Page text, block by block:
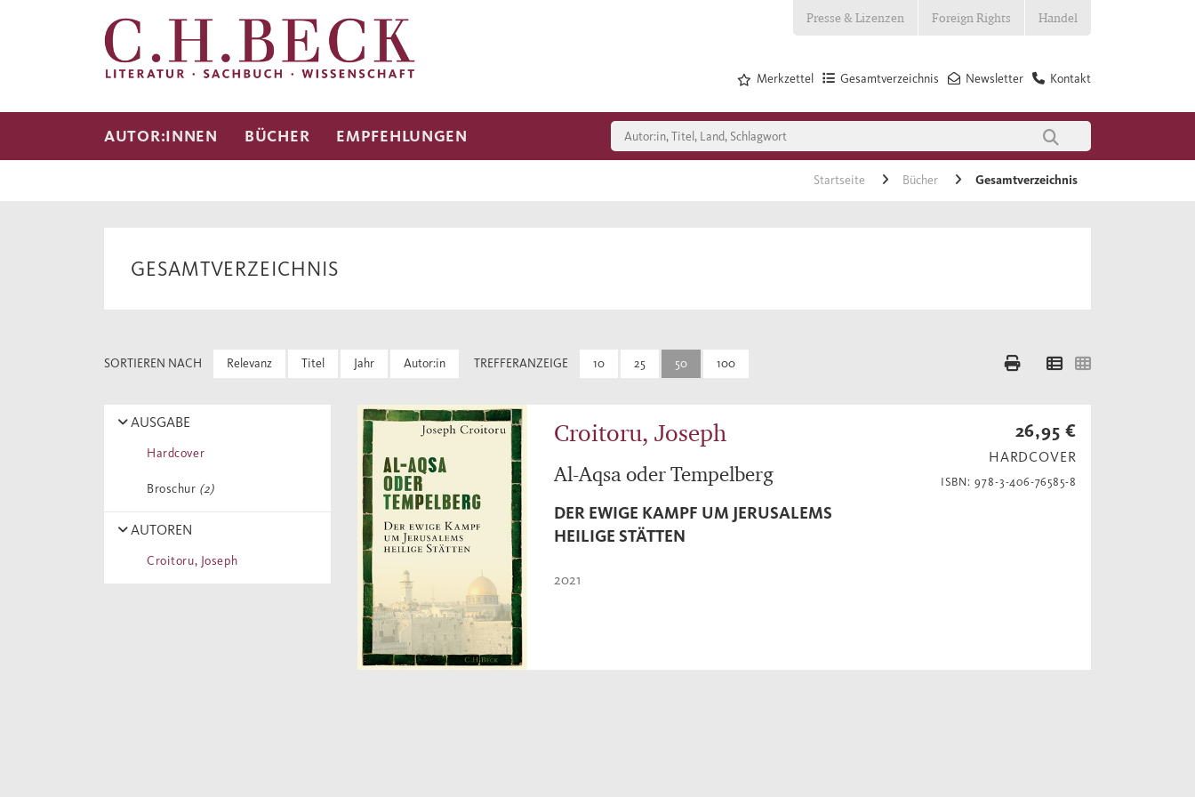
Presse & Lizenzen Foreign Rights Handel
Kontakt
Newsletter
Gesamtverzeichnis
Merkzettel
AUTOR:INNEN BÜCHER EMPFEHLUNGEN
Startseite Bücher Gesamtverzeichnis
GESAMTVERZEICHNIS
SORTIEREN NACH Relevanz Titel Jahr Autor:in TREFFERANZEIGE 10 25 50 100
AUSGABE
Hardcover
Broschur (2)
AUTOREN
Croitoru, Joseph
Croitoru, Joseph
Al-Aqsa oder Tempelberg
DER EWIGE KAMPF UM JERUSALEMS
HEILIGE STÄTTEN
2021
26,95 €
HARDCOVER
ISBN: 978-3-406-76585-8